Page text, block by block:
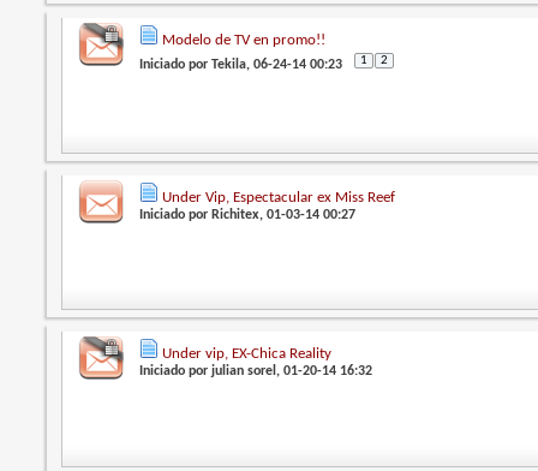
Modelo de TV en promo!!
Iniciado porTekila, 06-24-14 00:23 1 2
Under Vip, Espectacular ex Miss Reef
Iniciado por Richitex, 01-03-14 00:27
Under vip, EX-Chica Reality
Iniciado porjulian sorel, 01-20-14 16:32